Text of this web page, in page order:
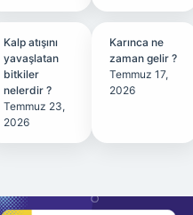
Kalp atışını
yavaşlatan
bitkiler
nelerdir ?
Temmuz 23,
2026
Karınca ne
zaman gelir ?
Temmuz 17,
2026